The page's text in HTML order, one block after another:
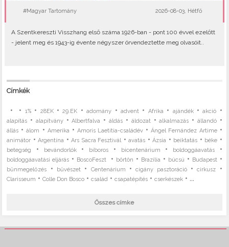
#Magyar Tartomány 2026-08-03, Hétfő
A Szentkereszti Visszhang első száma 1926-ban - pont 100 évvel ezelőtt
- jelent meg és 1943-ig évente négyszer örvendeztette meg olvasóit..
Címkék
• • 1%• 28EK•29.EK •adomány •advent • Afrika • ajándék•akció •
alapítás • alapítvány•Albertfalva •áldás • áldozat•alkalmazás • állandó•
állás •álom • Amerika • Amoris Laetitia-családév •Ángel Fernández Artime•
animátor •Argentína •Ars Sacra Fesztivál •avatás •Ázsia • beiktatás • béke •
betegség • bevándorlók• bíboros • bicentenárium • boldoggáavatás•
boldoggáavatási eljárás • BoscoFeszt • börtön • Brazília • búcsú • Budapest•
bűnmegelőzés • bűvészet• Centenárium •cigány pasztoráció•cirkusz •
Clarisseum •Colle Don Bosco •család •csapatépítés •cserkészek • ...
Összes címke